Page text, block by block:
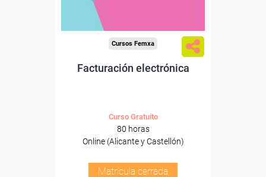
Cursos Femxa
Facturación electrónica
Curso Gratuito
80 horas
Online (Alicante y Castellón)
Matrícula cerrada